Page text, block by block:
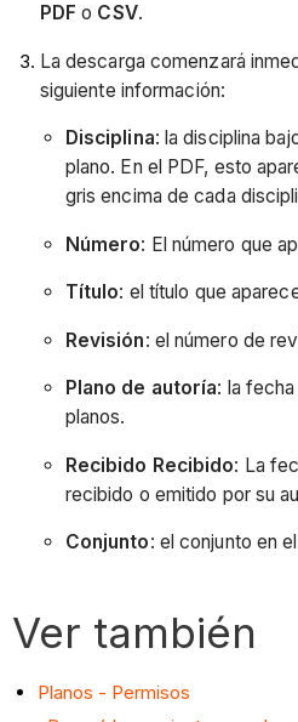
PDF o CSV.
La descarga comenzará
siguiente información:
Disciplina: la disciplina
plano. En el PDF, esto
gris encima de cada
Número: El número que
Título: el título que
Revisión: el número de
Plano de autoría: la
planos.
Recibido Recibido: La
recibido o emitido por su
Conjunto: el conjunto en
Ver también
Planos - Permisos